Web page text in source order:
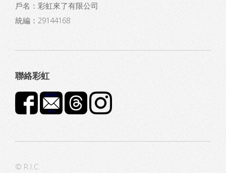
戶名：彩虹來了有限公司
統編：29144168
聯絡彩虹
© R.I.C.